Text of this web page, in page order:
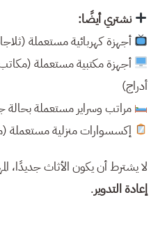
نشتري أيضًا:
أجهزة كهربائية مستعملة
أجهزة مكتبية مستعملة
أدراج)
مراتب وسراير مستعملة بحالة
إكسسوارات منزلية مستعملة
لا يشترط أن يكون الأثاث جديدًا،
إعادة التدوير.